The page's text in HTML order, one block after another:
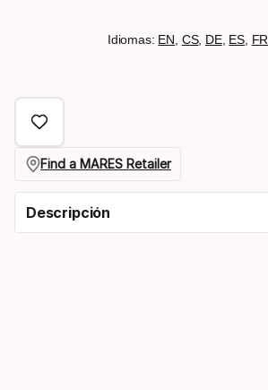
Idiomas: EN CS, DE, ES FR
Find a MARES Retailer
Descripción